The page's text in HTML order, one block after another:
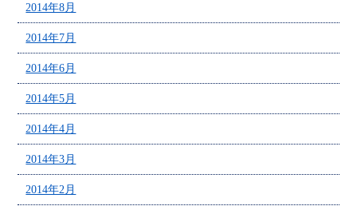
2014年8月
2014年7月
2014年6月
2014年5月
2014年4月
2014年3月
2014年2月